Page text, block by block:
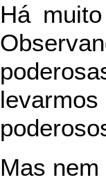
Há
Mas